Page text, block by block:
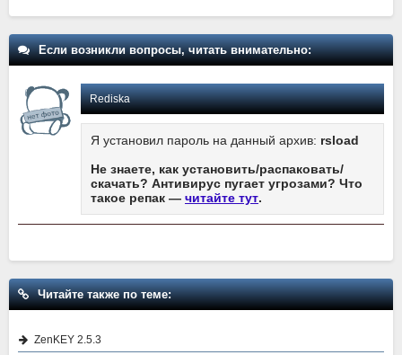
Если возникли вопросы, читать внимательно:
Rediska
Я установил пароль на данный архив: rsload
Не знаете, как установить/распаковать/
скачать? Антивирус пугает угрозами? Что
такое репак — читайте тут.
Читайте также по теме:
ZenKEY 2.5.3